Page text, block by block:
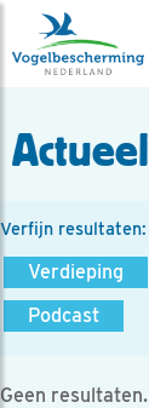
Actueel
Verfijn resultaten:
Verdieping
Podcast
Geen resultaten.